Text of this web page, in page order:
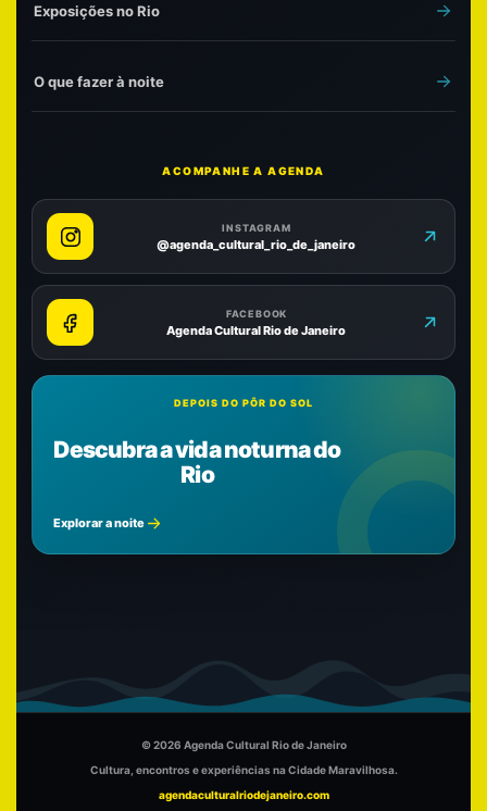
Exposições no Rio
O que fazer à noite
ACOMPANHE A AGENDA
INSTAGRAM
@agenda_cultural_rio_de_janeiro
FACEBOOK
Agenda Cultural Rio de Janeiro
DEPOIS DO PÔR DO SOL
Descubra a vida noturna do
Rio
Explorar a noite
© 2026 Agenda Cultural Rio de Janeiro
Cultura, encontros e experiências na Cidade Maravilhosa.
agendaculturalriodejaneiro.com